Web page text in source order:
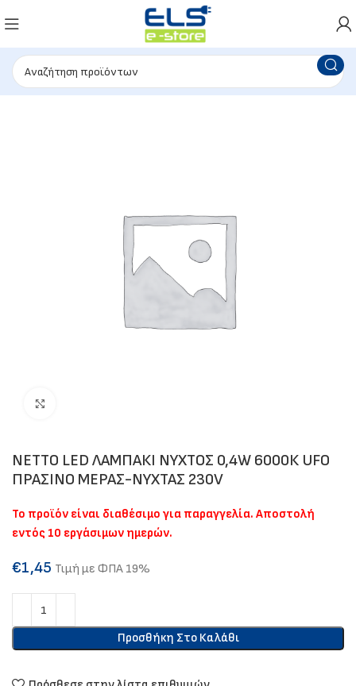
NETTO LED ΛΑΜΠΑΚΙ ΝΥΧΤΟΣ 0,4W 6000Κ UFO
ΠΡΑΣΙΝΟ ΜΕΡΑΣ-ΝΥΧΤΑΣ 230V
Το προϊόν είναι διαθέσιμο για παραγγελία. Αποστολή
εντός 10 εργάσιμων ημερών.
€1,45 Τιμή με ΦΠΑ 19%
Προσθήκη Στο Καλάθι